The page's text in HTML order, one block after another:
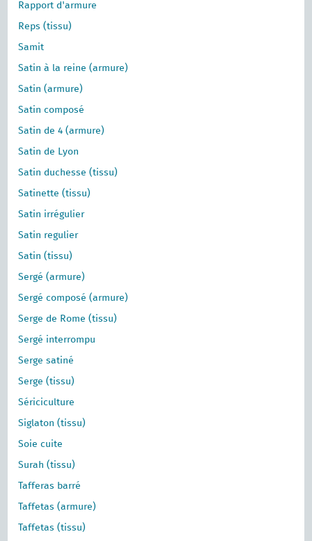
Rapport d'armure
Reps (tissu)
Samit
Satin à la reine (armure)
Satin (armure)
Satin composé
Satin de 4 (armure)
Satin de Lyon
Satin duchesse (tissu)
Satinette (tissu)
Satin irrégulier
Satin regulier
Satin (tissu)
Sergé (armure)
Sergé composé (armure)
Serge de Rome (tissu)
Sergé interrompu
Serge satiné
Serge (tissu)
Sériciculture
Siglaton (tissu)
Soie cuite
Surah (tissu)
Tafferas barré
Taffetas (armure)
Taffetas (tissu)